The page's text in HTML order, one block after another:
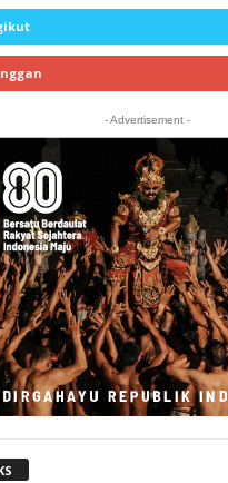
- Advertisement -